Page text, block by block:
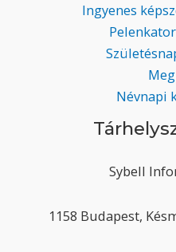
Ingyenes
Névnapi
Sybell
1158 Budapest,